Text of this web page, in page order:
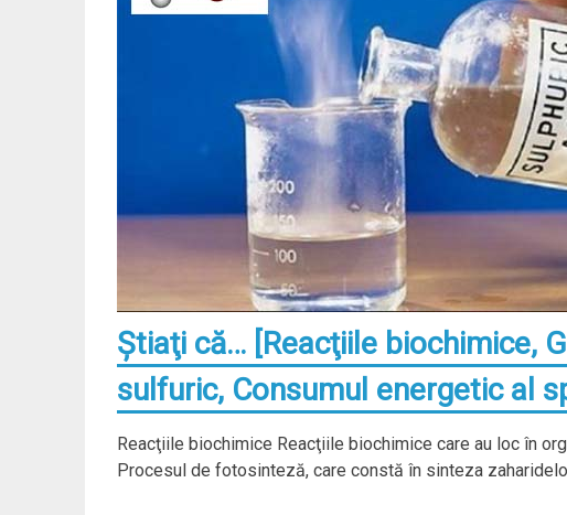
Ştiaţi că… [Reacţiile biochimice,
sulfuric, Consumul energetic al
Reacţiile biochimice Reacţiile biochimice care au loc în
Procesul de fotosinteză, care constă în sinteza